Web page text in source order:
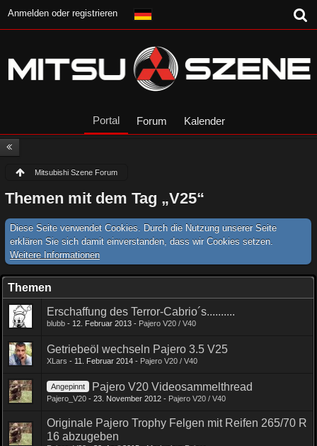
Anmelden oder registrieren
Portal Forum Kalender
Mitsubishi Szene Forum
Themen mit dem Tag „V25“
Diese Seite verwendet Cookies. Durch die Nutzung unserer Seite
erklären Sie sich damit einverstanden, dass wir Cookies setzen.
Weitere Informationen
Themen
Erschaffung des Terror-Cabrio´s..........
blubb - 12. Februar 2013 - Pajero V20 / V40
Getriebeöl wechseln Pajero 3.5 V25
XLars - 11. Februar 2014 - Pajero V20 / V40
Angepinnt Pajero V20 Videosammelthread
Pajero_V20 - 23. November 2012 - Pajero V20 / V40
Originale Pajero Trophy Felgen mit Reifen 265/70 R
16 abzugeben